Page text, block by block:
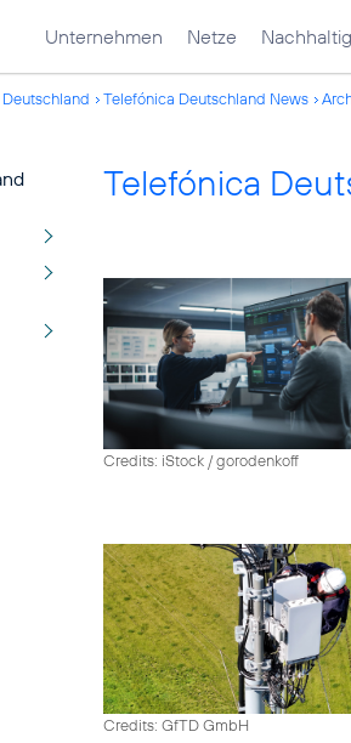
Unternehmen Netze
Telefónica Deutschland News
Telefónica
Credits: iStock / gorodenkoff
Credits: GfTD GmbH